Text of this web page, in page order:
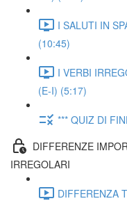
I SALUTI IN
(10:45)
I VERBI
(E-I) (5:17)
*** QUIZ DI
DIFFERENZE
IRREGOLARI
DIFFERENZA